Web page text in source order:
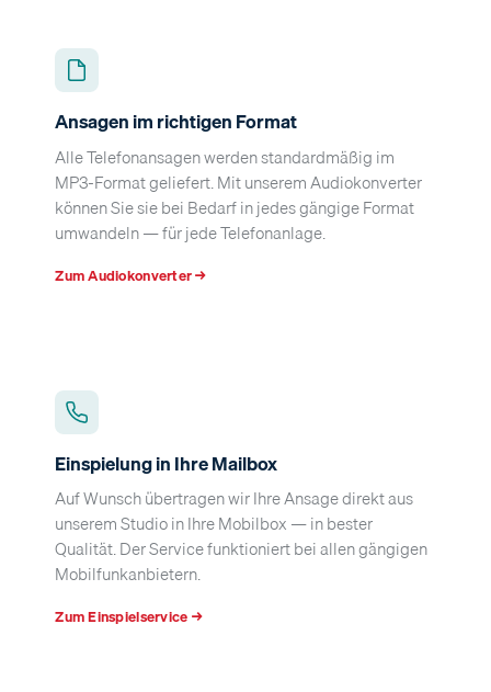
Ansagen im richtigen Format
Alle Telefonansagen werden standardmäßig im
MP3-Format geliefert. Mit unserem Audiokonverter
können Sie sie bei Bedarf in jedes gängige Format
umwandeln — für jede Telefonanlage.
Zum Audiokonverter →
Einspielung in Ihre Mailbox
Auf Wunsch übertragen wir Ihre Ansage direkt aus
unserem Studio in Ihre Mobilbox — in bester
Qualität. Der Service funktioniert bei allen gängigen
Mobilfunkanbietern.
Zum Einspielservice →